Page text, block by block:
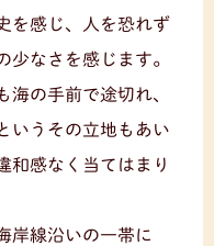
を感じ、人を恐れず
少なさを感じます。
海の手前で途切れ、
いうその立地もあい
和感なく当てはまり
岸線沿いの一帯に